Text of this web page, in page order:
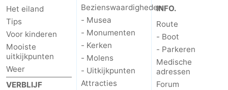
Het eiland
Tips
Voor kinderen
Mooiste
uitkijkpunten
Weer
VERBLIJF
Bezienswaardigheden
- Musea
- Monumenten
- Kerken
- Molens
- Uitkijkpunten
Attracties
INFO.
Route
- Boot
- Parkeren
Medische
adressen
Forum